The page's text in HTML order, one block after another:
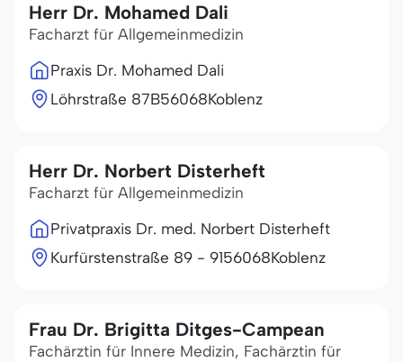
Herr Dr. Mohamed Dali
Facharzt für Allgemeinmedizin
Praxis Dr. Mohamed Dali
Löhrstraße 87B56068Koblenz
Herr Dr. Norbert Disterheft
Facharzt für Allgemeinmedizin
Privatpraxis Dr. med. Norbert Disterheft
Kurfürstenstraße 89 - 9156068Koblenz
Frau Dr. Brigitta Ditges-Campean
Fachärztin für Innere Medizin, Fachärztin für